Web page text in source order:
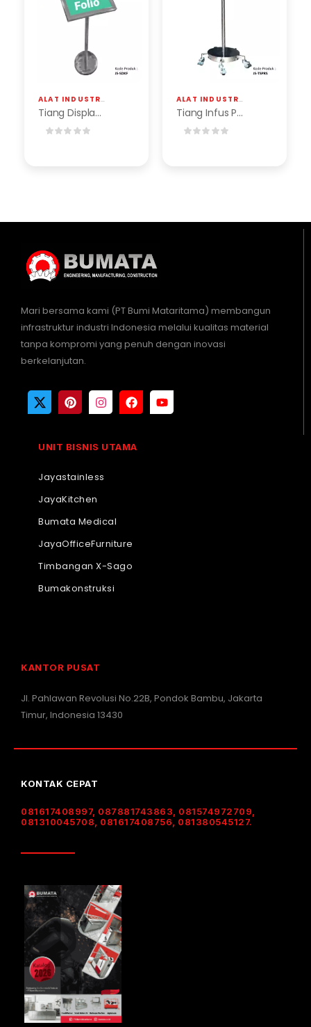
ALAT INDUSTRI, TIANG DISPLAY STAINLESS & BESI
Tiang Display Alas Bulat
ALAT INDUSTRI,
Tiang Infus Peralatan RS
Mari bersama kami (PT Bumi Mataritama) membangun
infrastruktur industri Indonesia melalui kualitas material
tanpa kompromi yang penuh dengan inovasi
berkelanjutan.
UNIT BISNIS UTAMA
Jayastainless
JayaKitchen
Bumata Medical
JayaOfficeFurniture
Timbangan X-Sago
Bumakonstruksi
KANTOR PUSAT
Jl. Pahlawan Revolusi No.22B, Pondok Bambu, Jakarta
Timur, Indonesia 13430
KONTAK CEPAT
081617408997, 087881743863, 081574972709,
081310045708, 081617408756, 081380545127.